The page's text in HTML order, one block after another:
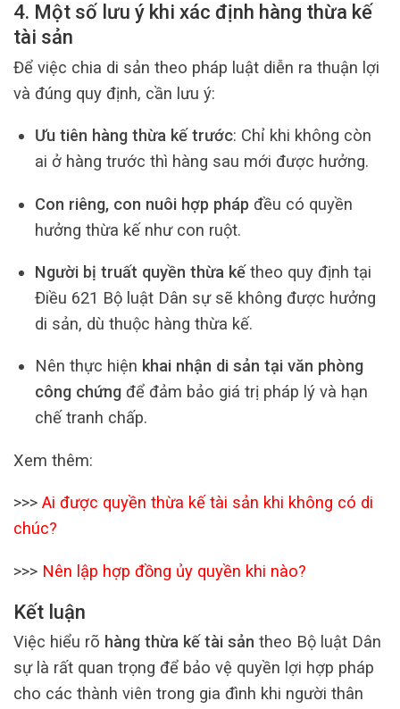
4. Một số lưu ý khi xác định hàng thừa kế
tài sản
Để việc chia di sản theo pháp luật diễn ra thuận lợi
và đúng quy định, cần lưu ý:
Ưu tiên hàng thừa kế trước: Chỉ khi không còn
ai ở hàng trước thì hàng sau mới được hưởng.
Con riêng, con nuôi hợp pháp đều có quyền
hưởng thừa kế như con ruột.
Người bị truất quyền thừa kếtheo quy định tại
Điều 621 Bộ luật Dân sự sẽ không được hưởng
di sản, dù thuộc hàng thừa kế.
Nên thực hiện khai nhận di sản tại văn phòng
công chứngđể đảm bảo giá trị pháp lý và hạn
chế tranh chấp.
Xem thêm:
>>> Ai được quyền thừa kế tài sản khi không có di
chúc?
>>> Nên lập hợp đồng ủy quyền khi nào?
Kết luận
Việc hiểu rõ hàng thừa kế tài sản theo Bộ luật Dân
sự là rất quan trọng để bảo vệ quyền lợi hợp pháp
cho các thành viên trong gia đình khi người thân